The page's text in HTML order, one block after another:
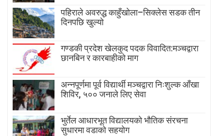
पहिराले अवरुद्ध काहुँखोला–सिक्लेस सडक तीन
दिनपछि खुल्यो
गण्डकी प्रदेश खेलकुद पदक विवादित:मञ्चद्वारा
छानबिन र कारबाहीको माग
अन्नपूर्णमा पूर्व विद्यार्थी मञ्चद्वारा निःशुल्क आँखा
शिविर, ५०० जनाले लिए सेवा
भुर्तेल आधारभूत विद्यालयको भौतिक संरचना
सुधारमा वडाको सहयोग